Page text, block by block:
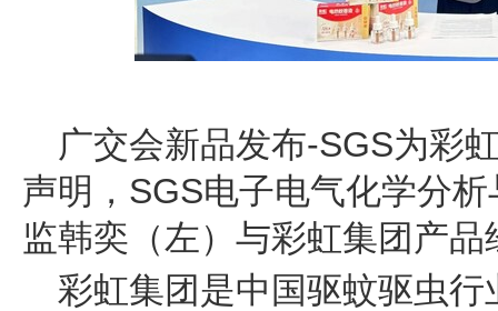
广交会新品发布-SGS为彩
声明，SGS电子电气化学分
监韩奕（左）与彩虹集团产
彩虹集团是中国驱蚊驱虫